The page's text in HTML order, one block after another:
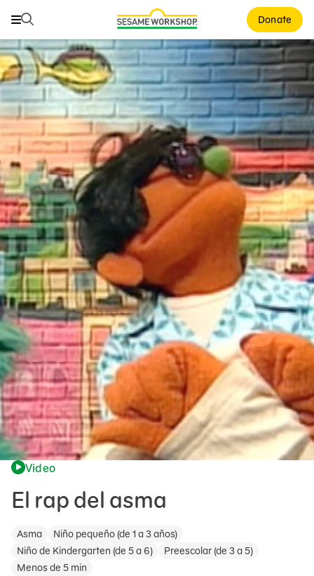
Buscar Donate
Buscar
Family Resources
ABCs and 123s
Healthy Minds and Bodies
Tough Topics
Courses and Webinars
Games and Storybooks
Our Work
About Us
Support Us
Video
El rap del asma
Asma
Niño pequeño (de 1 a 3 años)
Niño de Kindergarten (de 5 a 6)
Preescolar (de 3 a 5)
Menos de 5 min